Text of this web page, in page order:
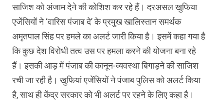
साजिश को अंजाम देने की कोशिश कर रहे हैं। दरअसल खुफिया
एजेंसियों ने ‘वारिस पंजाब दे’ के प्रमुख खालिस्तान समर्थक
अमृतपाल सिंह पर हमले का अलर्ट जारी किया है। इसमें कहा गया है
कि कुछ देश विरोधी तत्व उस पर हमला करने की योजना बना रहे
हैं। इसकी आड़ में पंजाब की कानून-व्यवस्था बिगाड़ने की साजिश
रची जा रही है। खुफियां एजेंसियों ने पंजाब पुलिस को अलर्ट किया
है, साथ ही केंद्र सरकार को भी अलर्ट पर रहने के लिए कहा है।